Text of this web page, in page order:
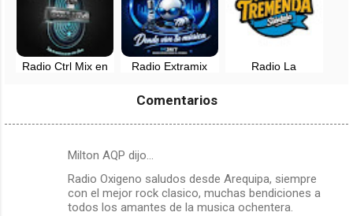
Radio Ctrl Mix en
Radio Extramix
Radio La
Comentarios
Milton AQP dijo…
Radio Oxigeno saludos desde Arequipa, siempre
con el mejor rock clasico, muchas bendiciones a
todos los amantes de la musica ochentera.